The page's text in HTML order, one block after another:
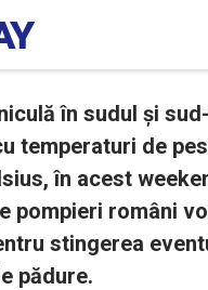
în sudul și
temperaturi de
în acest
pompieri români
stingerea
pădure.